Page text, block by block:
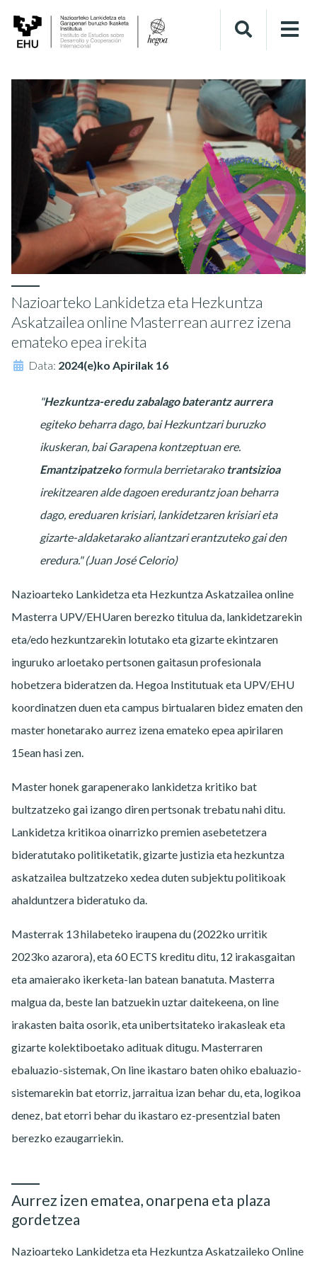
Nazioarteko Lankidetza eta Hezkuntza
Askatzailea online Masterrean aurrez izena
emateko epea irekita
Data: 2024(e)ko Apirilak 16
"Hezkuntza-eredu zabalago baterantz aurrera
egiteko beharra dago, bai Hezkuntzari buruzko
ikuskeran, bai Garapena kontzeptuan ere.
Emantzipatzekoformula berrietarako trantsizioa
irekitzearen alde dagoen eredurantz joan beharra
dago, ereduaren krisiari, lankidetzaren krisiari eta
gizarte-aldaketarako aliantzari erantzuteko gai den
eredura." (Juan José Celorio)
Nazioarteko Lankidetza eta Hezkuntza Askatzailea online
Masterra UPV/EHUaren berezko titulua da, lankidetzarekin
eta/edo hezkuntzarekin lotutako eta gizarte ekintzaren
inguruko arloetako pertsonen gaitasun profesionala
hobetzera bideratzen da. Hegoa Institutuak eta UPV/EHU
koordinatzen duen eta campus birtualaren bidez ematen den
master honetarako aurrez izena emateko epea apirilaren
15ean hasi zen.
Master honek garapenerako lankidetza kritiko bat
bultzatzeko gai izango diren pertsonak trebatu nahi ditu.
Lankidetza kritikoa oinarrizko premien asebetetzera
bideratutako politiketatik, gizarte justizia eta hezkuntza
askatzailea bultzatzeko xedea duten subjektu politikoak
ahalduntzera bideratuko da.
Masterrak 13 hilabeteko iraupena du (2022ko urritik
2023ko azarora), eta 60 ECTS kreditu ditu, 12 irakasgaitan
eta amaierako ikerketa-lan batean banatuta. Masterra
malgua da, beste lan batzuekin uztar daitekeena, on line
irakasten baita osorik, eta unibertsitateko irakasleak eta
gizarte kolektiboetako adituak ditugu. Masterraren
ebaluazio-sistemak, On line ikastaro baten ohiko ebaluazio-
sistemarekin bat etorriz, jarraitua izan behar du, eta, logikoa
denez, bat etorri behar du ikastaro ez-presentzial baten
berezko ezaugarriekin.
Aurrez izen ematea, onarpena eta plaza
gordetzea
Nazioarteko Lankidetza eta Hezkuntza Askatzaileko Online